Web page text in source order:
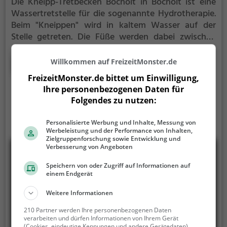
Wassertretstelle für die sogenannte Hydrotherapie.
Beim "Kneippen" wird in kaltem Wasser auf der
Stelle getreten. Die Füße werden dabei zwischen
jedem Schritt immer wieder vollständig aus dem
Wasser herausgehoben. Nach 30 Sekunden, oder
früher, wenn du ein starkes Kältegefühl in den
Füßen und Beinen spürst, solltest du das Kneipp-
Becken verlassen und die Füße und Beine wieder
erwärmen. Dieser Vorgang wird regelmäßig
wiederholt.
Mehr erfahren
Willkommen auf FreizeitMonster.de
FreizeitMonster.de bittet um Einwilligung,
Ihre personenbezogenen Daten für
Folgendes zu nutzen:
Personalisierte Werbung und Inhalte, Messung von
Werbeleistung und der Performance von Inhalten,
Zielgruppenforschung sowie Entwicklung und
Verbesserung von Angeboten
Speichern von oder Zugriff auf Informationen auf
einem Endgerät
Weitere Informationen
210 Partner werden Ihre personenbezogenen Daten
verarbeiten und dürfen Informationen von Ihrem Gerät